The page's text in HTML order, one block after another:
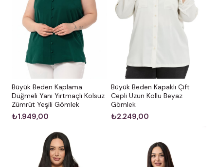
Büyük Beden Kaplama
Düğmeli Yanı Yırtmaçlı Kolsuz
Zümrüt Yeşili Gömlek
₺1.949,00
Büyük Beden Kapaklı Çift
Cepli Uzun Kollu Beyaz
Gömlek
₺2.249,00